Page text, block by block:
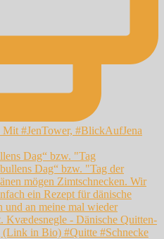
Dag“ bzw. "Tag